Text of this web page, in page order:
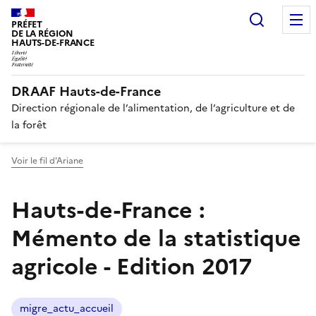
PRÉFET
DE LA RÉGION
HAUTS-DE-FRANCE
DRAAF Hauts-de-France
Direction régionale de l’alimentation, de l’agriculture et de
la forêt
Voir le fil d'Ariane
Hauts-de-France :
Mémento de la statistique
agricole - Edition 2017
migre_actu_accueil